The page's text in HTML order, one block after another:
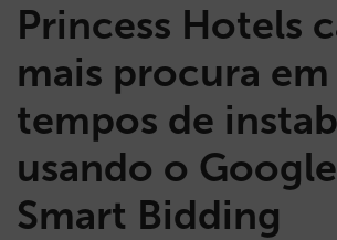
Princess Hotels
mais procura em
tempos de
usando o
Smart Bidding